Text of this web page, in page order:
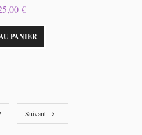
€
PANIER
Suivant